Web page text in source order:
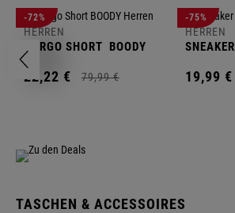
-72%
HERREN
CARGO SHORT BOODY
22,22 € 79,99 €
-75%
HERREN
SNEAKER
19,99 €
TASCHEN & ACCESSOIRES